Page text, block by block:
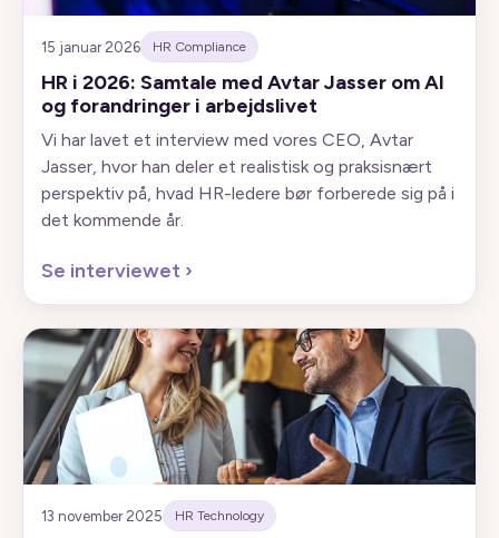
15 januar 2026 HR Compliance
HR i 2026: Samtale med Avtar Jasser om AI
og forandringer i arbejdslivet
Vi har lavet et interview med vores CEO, Avtar
Jasser, hvor han deler et realistisk og praksisnært
perspektiv på, hvad HR-ledere bør forberede sig på i
det kommende år.
Se interviewet ›
13 november 2025 HR Technology